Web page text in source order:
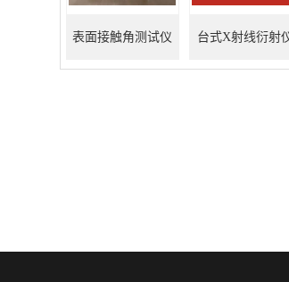
表面接触角测试仪 台式X射线衍射